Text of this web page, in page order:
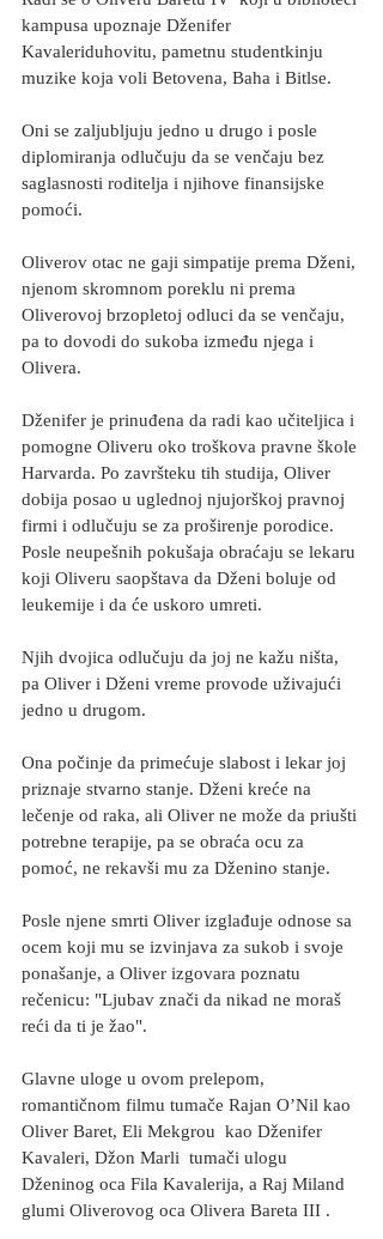
kampusa upoznaje Dženifer
Kavaleriduhovitu, pametnu studentkinju
muzike koja voli Betovena, Baha i Bitlse.
Oni se zaljubljuju jedno u drugo i posle
diplomiranja odlučuju da se venčaju bez
saglasnosti roditelja i njihove finansijske
pomoći.
Oliverov otac ne gaji simpatije prema Dženi,
njenom skromnom poreklu ni prema
Oliverovoj brzopletoj odluci da se venčaju,
pa to dovodi do sukoba između njega i
Olivera.
Dženifer je prinuđena da radi kao učiteljica i
pomogne Oliveru oko troškova pravne škole
Harvarda. Po završteku tih studija, Oliver
dobija posao u uglednoj njujorškoj pravnoj
firmi i odlučuju se za proširenje porodice.
Posle neupešnih pokušaja obraćaju se lekaru
koji Oliveru saopštava da Dženi boluje od
leukemije i da će uskoro umreti.
Njih dvojica odlučuju da joj ne kažu ništa,
pa Oliver i Dženi vreme provode uživajući
jedno u drugom.
Ona počinje da primećuje slabost i lekar joj
priznaje stvarno stanje. Dženi kreće na
lečenje od raka, ali Oliver ne može da priušti
potrebne terapije, pa se obraća ocu za
pomoć, ne rekavši mu za Dženino stanje.
Posle njene smrti Oliver izglađuje odnose sa
ocem koji mu se izvinjava za sukob i svoje
ponašanje, a Oliver izgovara poznatu
rečenicu: "Ljubav znači da nikad ne moraš
reći da ti je žao".
Glavne uloge u ovom prelepom,
romantičnom filmu tumače Rajan O’Nil kao
Oliver Baret, Eli Mekgrou  kao Dženifer
Kavaleri, Džon Marli  tumači ulogu
Dženinog oca Fila Kavalerija, a Raj Miland
glumi Oliverovog oca Olivera Bareta III .